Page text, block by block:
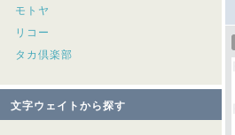
モトヤ
リコー
タカ倶楽部
文字ウェイトから探す